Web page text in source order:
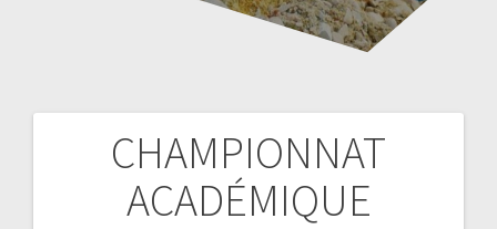
CHAMPIONNAT
ACADÉMIQUE
Navigation